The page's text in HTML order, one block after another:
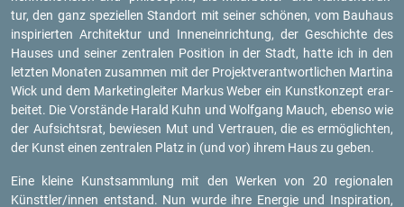
tur, den ganz spe­zi­el­len Stand­ort mit sei­ner schö­nen, vom Bau­haus
in­spi­rier­ten Ar­chi­tek­tur und In­nen­ein­rich­tung, der Ge­schich­te des
Hau­ses und sei­ner zen­tra­len Po­si­ti­on in der Stadt, hatte ich in den
letz­ten Mo­na­ten zu­sam­men mit der Pro­jekt­ver­ant­wort­li­chen Mar­ti­na
Wick und dem Mar­ke­ting­lei­ter Mar­kus Weber ein Kunst­kon­zept er­ar­
bei­tet. Die Vor­stän­de Ha­rald Kuhn und Wolf­gang Mauch, eben­so wie
der Auf­sichts­rat, be­wie­sen Mut und Ver­trau­en, die es er­mög­lich­ten,
der Kunst einen zen­tra­len Platz in (und vor) ihrem Haus zu geben.
Eine klei­ne Kunst­samm­lung mit den Wer­ken von 20 re­gio­na­len
Künsttler/innen ent­stand. Nun wurde ihre En­er­gie und In­spi­ra­ti­on,